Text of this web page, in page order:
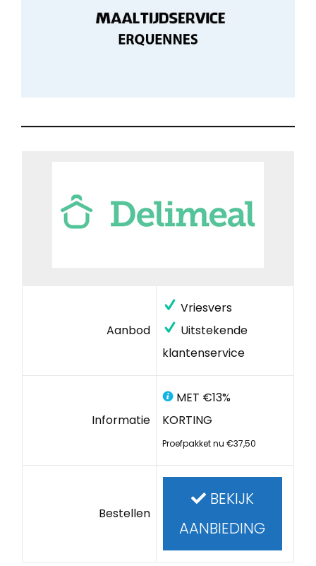
Aanbod
Vriesvers
Uitstekende
klantenservice
Informatie
MET €13%
KORTING
Proefpakket nu €37,50
Bestellen
BEKIJK
AANBIEDING